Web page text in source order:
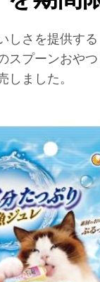
しさを提供す
スプーンおや
ました。